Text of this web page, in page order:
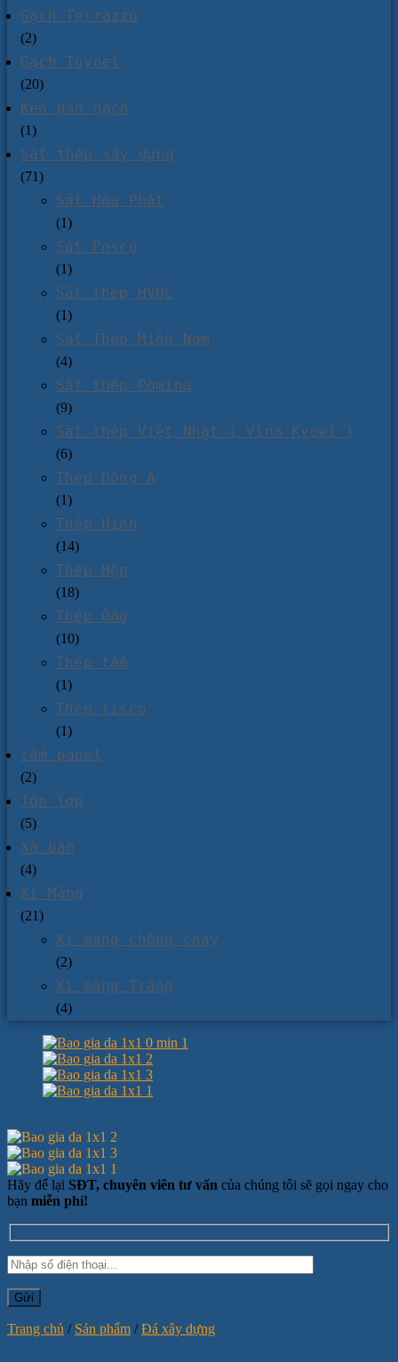
Gạch Terrazzo
(2)
Gạch Tuynel
(20)
Keo dán gạch
(1)
Sắt thép xây dựng
(71)
Sắt Hòa Phát
(1)
Sắt Posco
(1)
Sắt thép HVUC
(1)
Sắt Thép Miền Nam
(4)
Sắt thép Pomina
(9)
Sắt thép Việt Nhật ( Vina Kyoei )
(6)
Thép Đông Á
(1)
Thép Hình
(14)
Thép Hộp
(18)
Thép Ống
(10)
Thép tấm
(1)
Thép tisco
(1)
tấm panel
(2)
Tôn lợp
(5)
Xà bần
(4)
Xi Măng
(21)
Xi măng chống cháy
(2)
Xi măng Trắng
(4)
Hãy để lại SĐT, chuyên viên tư vấn của chúng tôi sẽ gọi ngay cho
bạn miễn phí!
Trang chủ / Sản phẩm / Đá xây dựng